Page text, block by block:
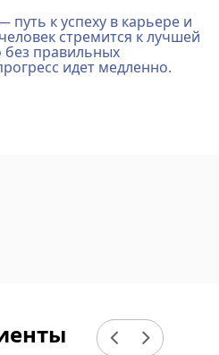
путь к успеху в карьере и
стремится к лучшей
без правильных
идет медленно.
роста от Бизнес-